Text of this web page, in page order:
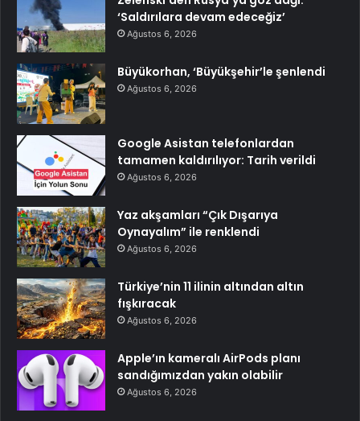
‘Saldırılara devam edeceğiz’
Ağustos 6, 2026
Büyükorhan, ‘Büyükşehir’le şenlendi
Ağustos 6, 2026
Google Asistan telefonlardan
tamamen kaldırılıyor: Tarih verildi
Ağustos 6, 2026
Yaz akşamları “Çık Dışarıya
Oynayalım” ile renklendi
Ağustos 6, 2026
Türkiye’nin 11 ilinin altından altın
fışkıracak
Ağustos 6, 2026
Apple’ın kameralı AirPods planı
sandığımızdan yakın olabilir
Ağustos 6, 2026